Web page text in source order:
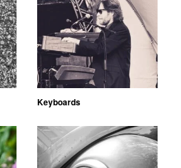
Keyboards